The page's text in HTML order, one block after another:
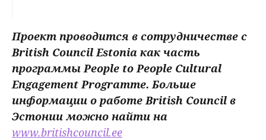
Проект проводится в сотрудничестве с
British Council Estonia как часть
программы People to People Cultural
Engagement Programme. Больше
информации о работе British Council в
Эстонии можно найти на
www.britishcouncil.ee